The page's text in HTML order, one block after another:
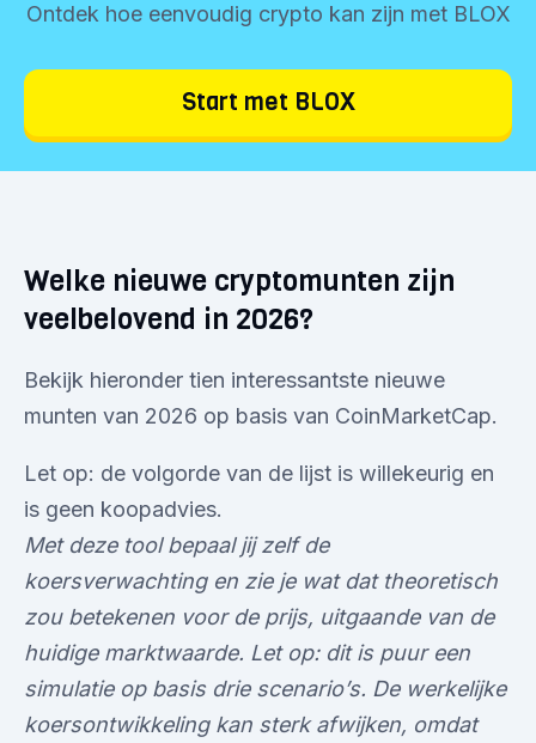
Ontdek hoe eenvoudig crypto kan zijn met BLOX
Start met BLOX
Welke nieuwe cryptomunten zijn
veelbelovend in 2026?
Bekijk hieronder tien interessantste nieuwe
munten van 2026 op basis van CoinMarketCap.
Let op: de volgorde van de lijst is willekeurig en
is geen koopadvies.
Met deze tool bepaal jij zelf de
koersverwachting en zie je wat dat theoretisch
zou betekenen voor de prijs, uitgaande van de
huidige marktwaarde. Let op: dit is puur een
simulatie op basis drie scenario’s. De werkelijke
koersontwikkeling kan sterk afwijken, omdat